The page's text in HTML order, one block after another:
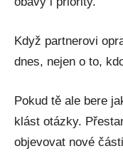
Když partnerovi
dnes, nejen o to,
Pokud tě ale bere
klást otázky.
objevovat nové